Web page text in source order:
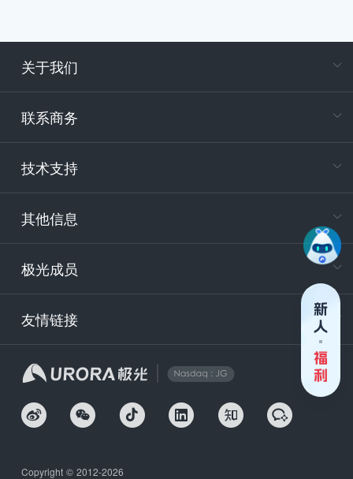
关于我们
联系商务
技术支持
其他信息
极光成员
友情链接
Copyright © 2012-2026
电
400-
技
安
企